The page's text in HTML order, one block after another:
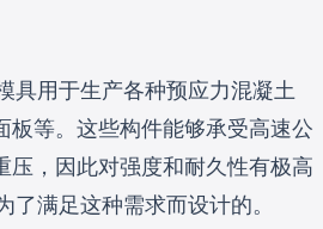
具用于生产各种预应力混凝土
板等。这些构件能够承受高速公
压，因此对强度和耐久性有极高
了满足这种需求而设计的。